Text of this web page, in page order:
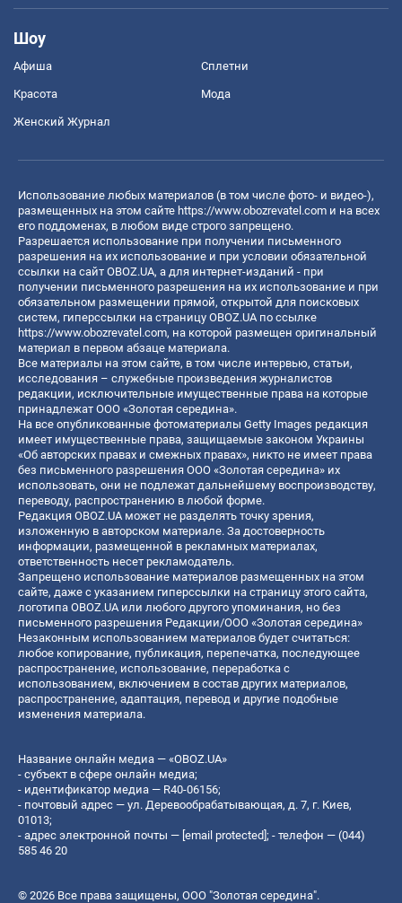
Шоу
Афиша Сплетни
Красота Мода
Женский Журнал
Использование любых материалов (в том числе фото- и видео-),
размещенных на этом сайте https://www.obozrevatel.com и на всех
его поддоменах, в любом виде строго запрещено.
Разрешается использование при получении письменного
разрешения на их использование и при условии обязательной
ссылки на сайт OBOZ.UA, а для интернет-изданий - при
получении письменного разрешения на их использование и при
обязательном размещении прямой, открытой для поисковых
систем, гиперссылки на страницу OBOZ.UA по ссылке
https://www.obozrevatel.com, на которой размещен оригинальный
материал в первом абзаце материала.
Все материалы на этом сайте, в том числе интервью, статьи,
исследования – служебные произведения журналистов
редакции, исключительные имущественные права на которые
принадлежат ООО «Золотая середина».
На все опубликованные фотоматериалы Getty Images редакция
имеет имущественные права, защищаемые законом Украины
«Об авторских правах и смежных правах», никто не имеет права
без письменного разрешения ООО «Золотая середина» их
использовать, они не подлежат дальнейшему воспроизводству,
переводу, распространению в любой форме.
Редакция OBOZ.UA может не разделять точку зрения,
изложенную в авторском материале. За достоверность
информации, размещенной в рекламных материалах,
ответственность несет рекламодатель.
Запрещено использование материалов размещенных на этом
сайте, даже с указанием гиперссылки на страницу этого сайта,
логотипа OBOZ.UA или любого другого упоминания, но без
письменного разрешения Редакции/ООО «Золотая середина»
Незаконным использованием материалов будет считаться:
любое копирование, публикация, перепечатка, последующее
распространение, использование, переработка с
использованием, включением в состав других материалов,
распространение, адаптация, перевод и другие подобные
изменения материала.
Название онлайн медиа — «OBOZ.UA»
- субъект в сфере онлайн медиа;
- идентификатор медиа — R40-06156;
- почтовый адрес — ул. Деревообрабатывающая, д. 7, г. Киев,
01013;
- адрес электронной почты — [email protected]; - телефон — (044)
585 46 20
© 2026 Все права защищены, ООО "Золотая середина".